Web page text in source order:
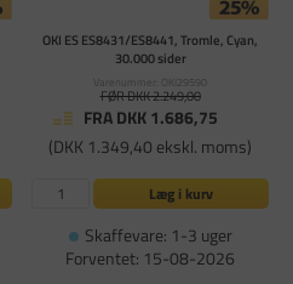
OKI ES ES8431/ES8441, Tromle, Cyan,
30.000 sider
Varenummer: OKI29590
FØR DKK 2.249,00
FRA DKK 1.686,75
(DKK 1.349,40 ekskl. moms)
Læg i kurv
Skaffevare: 1-3 uger
Forventet: 15-08-2026